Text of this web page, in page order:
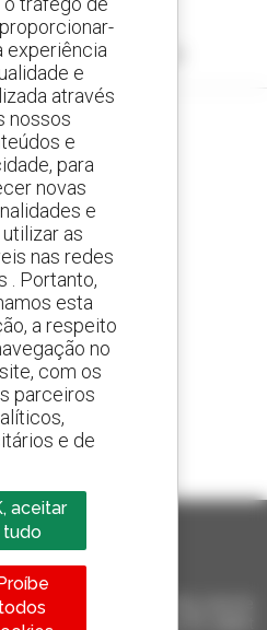
à sua pesquisa.
seus alertas
de equipamentos usados
todo o mundo
4 telescópicos
é um manitou
contemporaneamente, ricevi le
Tutto questo dal tuo PC, tablet
experiência
e
através
nossos
e
para
novas
e
as
nas redes
. Portanto,
esta
a respeito
no
com os
parceiros
e de
sociais
aceitar
tudo
todos